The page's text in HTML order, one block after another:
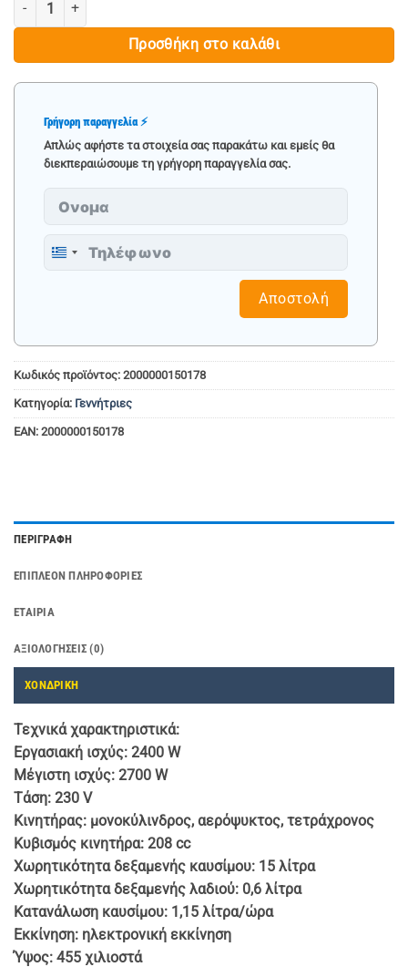
Προσθήκη στο καλάθι
Γρήγορη παραγγελία ⚡
Απλώς αφήστε τα στοιχεία σας παρακάτω και εμείς θα
διεκπεραιώσουμε τη γρήγορη παραγγελία σας.
Greece
Αποστολή
Κωδικός προϊόντος: 2000000150178
Κατηγορία: Γεννήτριες
EAN: 2000000150178
ΠΕΡΙΓΡΑΦΉ
ΕΠΙΠΛΈΟΝ ΠΛΗΡΟΦΟΡΊΕΣ
ΕΤΑΙΡΊΑ
ΑΞΙΟΛΟΓΉΣΕΙΣ (0)
ΧΟΝΔΡΙΚΗ
Τεχνικά χαρακτηριστικά:
Εργασιακή ισχύς: 2400 W
Μέγιστη ισχύς: 2700 W
Τάση: 230 V
Κινητήρας: μονοκύλινδρος, αερόψυκτος, τετράχρονος
Κυβισμός κινητήρα: 208 cc
Χωρητικότητα δεξαμενής καυσίμου: 15 λίτρα
Χωρητικότητα δεξαμενής λαδιού: 0,6 λίτρα
Κατανάλωση καυσίμου: 1,15 λίτρα/ώρα
Εκκίνηση: ηλεκτρονική εκκίνηση
Ύψος: 455 χιλιοστά